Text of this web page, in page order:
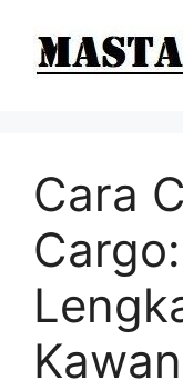
Cara